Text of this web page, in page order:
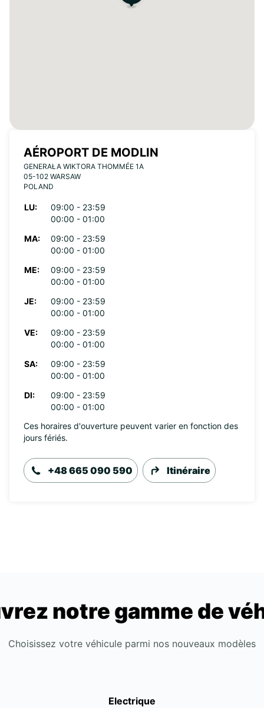
AÉROPORT DE MODLIN
GENERAŁA WIKTORA THOMMÉE 1A
05-102 WARSAW
POLAND
LU:
09:00 - 23:59
00:00 - 01:00
MA:
09:00 - 23:59
00:00 - 01:00
ME:
09:00 - 23:59
00:00 - 01:00
JE:
09:00 - 23:59
00:00 - 01:00
VE:
09:00 - 23:59
00:00 - 01:00
SA:
09:00 - 23:59
00:00 - 01:00
DI:
09:00 - 23:59
00:00 - 01:00
Ces horaires d'ouverture peuvent varier en fonction des
jours fériés.
+48 665 090 590 Itinéraire
notre gamme de
Choisissez votre véhicule parmi nos nouveaux modèles
Electrique